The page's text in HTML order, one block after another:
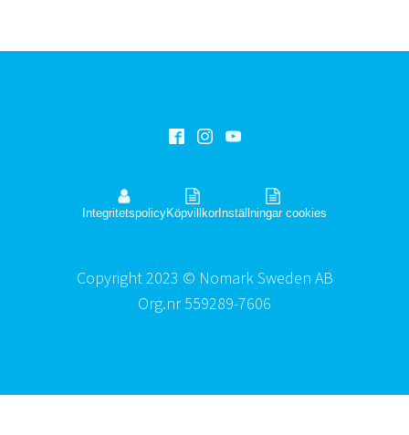
IntegritetspolicyKöpvillkorInställningar cookies
Copyright 2023 © Nomark Sweden AB
Org.nr 559289-7606